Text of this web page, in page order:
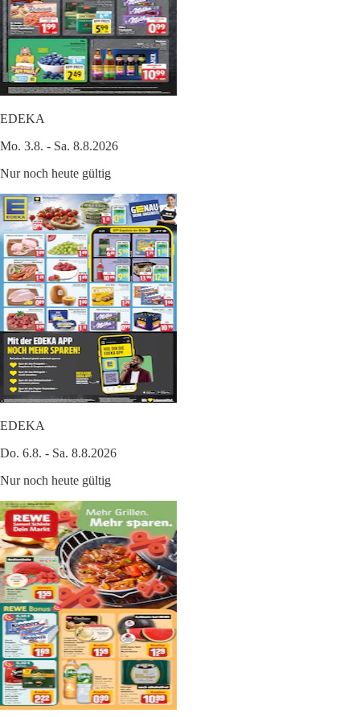
EDEKA
Mo. 3.8. - Sa. 8.8.2026
Nur noch heute gültig
EDEKA
Do. 6.8. - Sa. 8.8.2026
Nur noch heute gültig